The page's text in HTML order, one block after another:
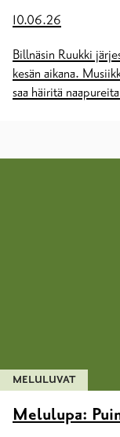
10.06.26
Billnäsin Ruukki
kesän aikana.
saa häiritä
MELULUVAT
Melulupa: